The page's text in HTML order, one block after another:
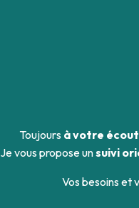
Toujours à votre
Je vous propose unsuivi
Vos besoins et